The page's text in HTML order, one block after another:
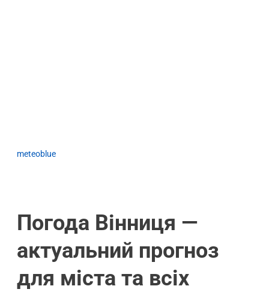
meteoblue
Погода Вінниця —
актуальний прогноз
для міста та всіх